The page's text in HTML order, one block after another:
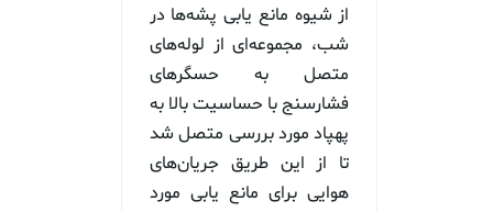
از شیوه مانع یابی پشه‌ها در
شب، مجموعه‌ای از لوله‌های
متصل به حسگرهای
فشارسنج با حساسیت بالا به
پهپاد مورد بررسی متصل شد
تا از این طریق جریان‌های
هوایی برای مانع یابی مورد